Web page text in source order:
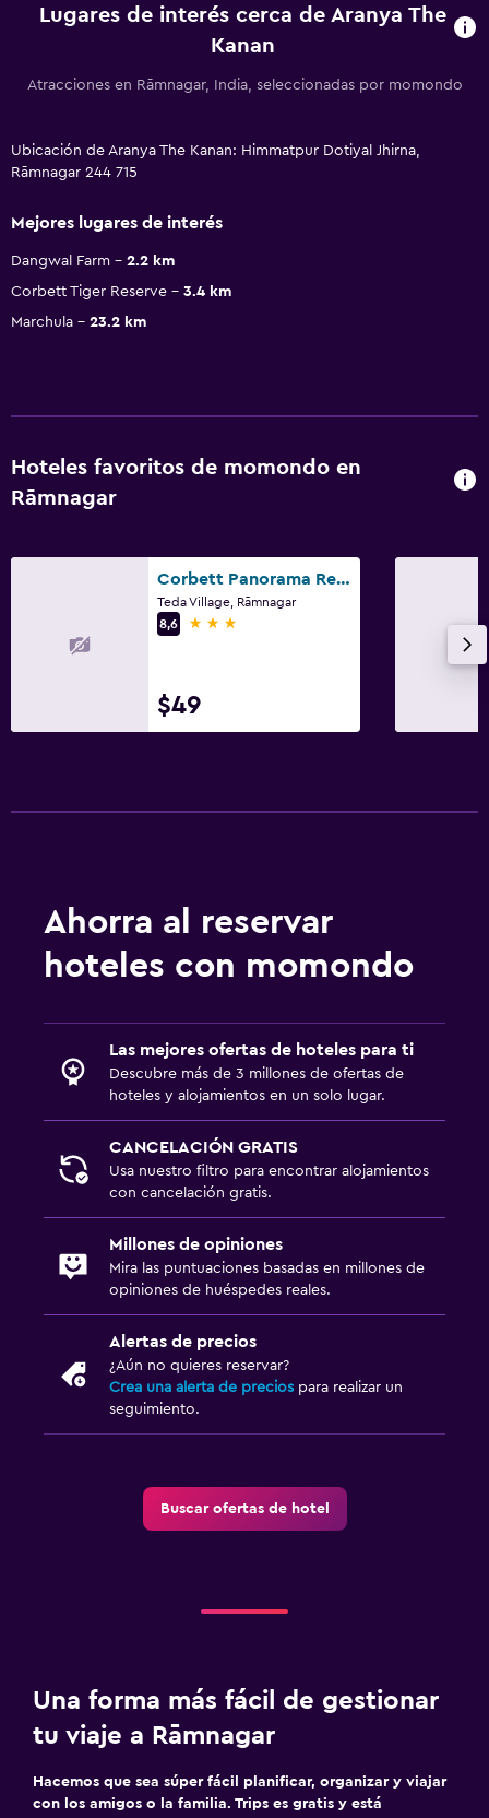
Lugares de interés cerca de Aranya The
Kanan
Atracciones en Rāmnagar, India, seleccionadas por momondo
Ubicación de Aranya The Kanan: Himmatpur Dotiyal Jhirna,
Rāmnagar 244 715
Mejores lugares de interés
Dangwal Farm
2.2 km
Corbett Tiger Reserve
3.4 km
Marchula
23.2 km
Hoteles favoritos de momondo en
Rāmnagar
Corbett Panorama Resort
Teda Village, Rāmnagar
8,6
3 estrellas
$49
Ahorra al reservar
hoteles con momondo
Las mejores ofertas de hoteles para ti
Descubre más de 3 millones de ofertas de
hoteles y alojamientos en un solo lugar.
CANCELACIÓN GRATIS
Usa nuestro filtro para encontrar alojamientos
con cancelación gratis.
Millones de opiniones
Mira las puntuaciones basadas en millones de
opiniones de huéspedes reales.
Alertas de precios
¿Aún no quieres reservar?
Crea una alerta de precios para realizar un
seguimiento.
Buscar ofertas de hotel
Una forma más fácil de gestionar
tu viaje a Rāmnagar
Hacemos que sea súper fácil planificar, organizar y viajar
con los amigos o la familia. Trips es gratis y está